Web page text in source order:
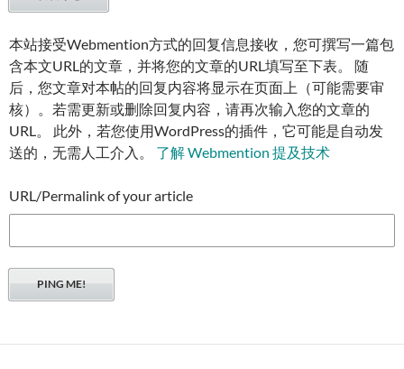
本站接受Webmention方式的回复信息接收，您可撰写一篇包
含本文URL的文章，并将您的文章的URL填写至下表。 随
后，您文章对本帖的回复内容将显示在页面上（可能需要审
核）。若需更新或删除回复内容，请再次输入您的文章的
URL。 此外，若您使用WordPress的插件，它可能是自动发
送的，无需人工介入。 了解 Webmention 提及技术
URL/Permalink of your article